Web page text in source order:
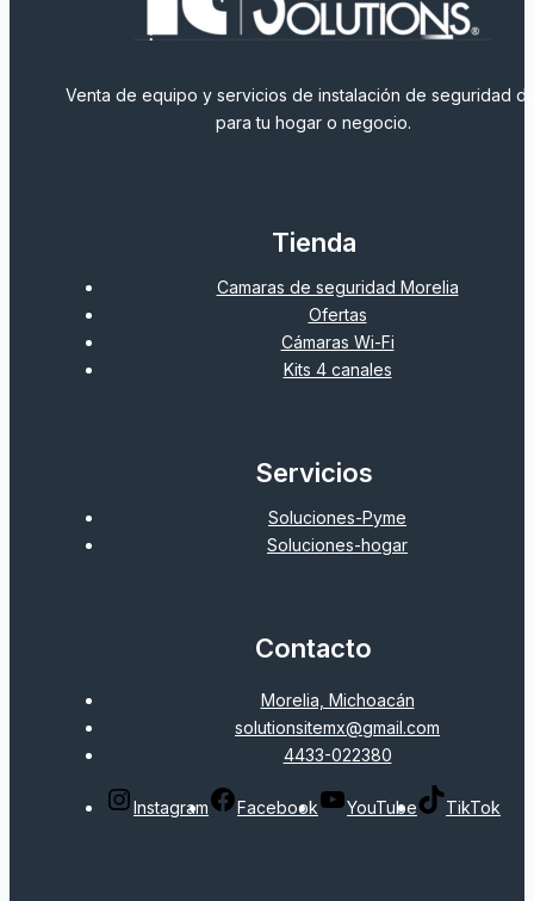
Venta de equipo y servicios de instalación de seguridad
para tu hogar o negocio.
Tienda
Camaras de seguridad Morelia
Ofertas
Cámaras Wi-Fi
Kits 4 canales
Servicios
Soluciones-Pyme
Soluciones-hogar
Contacto
Morelia, Michoacán
solutionsitemx@gmail.com
4433-022380
Instagram Facebook YouTube TikTok